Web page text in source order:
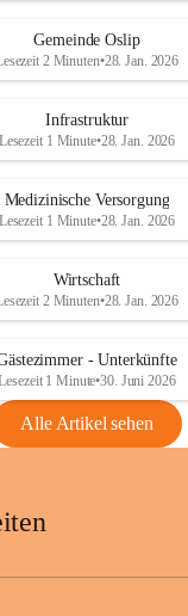
Gemeinde Oslip
2 Minuten•28. Jan. 2026
Infrastruktur
Lesezeit 1 Minute•28. Jan. 2026
Medizinische Versorgung
Lesezeit 1 Minute•28. Jan. 2026
Wirtschaft
2 Minuten•28. Jan. 2026
- Unterkünfte
1 Minute•30. Juni 2026
Alle Artikel sehen